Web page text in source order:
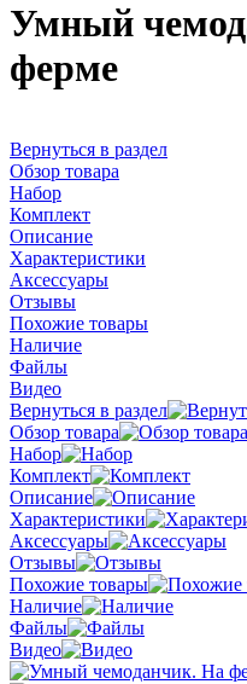
Умный
ферме
Вернуться в раздел
Обзор товара
Набор
Комплект
Описание
Характеристики
Аксессуары
Отзывы
Похожие товары
Наличие
Файлы
Видео
Вернуться в раздел
Обзор товара
Набор
Комплект
Описание
Характеристики
Аксессуары
Отзывы
Похожие товары
Наличие
Файлы
Видео